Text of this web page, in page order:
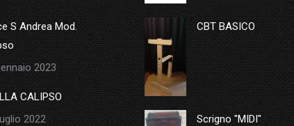
S Andrea Mod.
2023
CALIPSO
2022
CBT BASICO
Scrigno "MIDI"